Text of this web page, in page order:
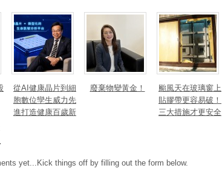
從AI健康晶片到細
胞數位孿生威力先
進打造健康百歲新
廢棄物變黃金！
颱風天在玻璃窗上
貼膠帶更容易破！
三大措施才更安全
yet...Kick things off by filling out the form below.